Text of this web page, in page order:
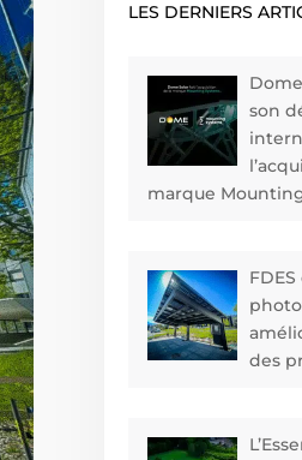
LES DERNIERS
son
marque
des